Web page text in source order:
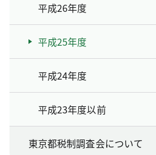
平成26年度
平成25年度
平成24年度
平成23年度以前
東京都税制調査会について